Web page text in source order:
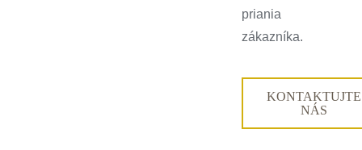
priania
zákazníka.
KONTAKTUJTE
NÁS